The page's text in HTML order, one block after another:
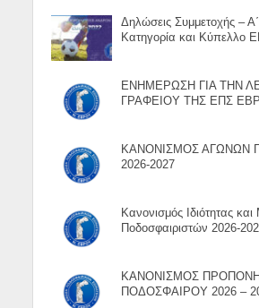
Δηλώσεις Συμμετοχής –
Κατηγορία και Κύπελλο
ΕΝΗΜΕΡΩΣΗ ΓΙΑ ΤΗΝ
ΓΡΑΦΕΙΟΥ ΤΗΣ ΕΠΣ
ΚΑΝΟΝΙΣΜΟΣ ΑΓΩΝΩΝ
2026-2027
Κανονισμός Ιδιότητας
Ποδοσφαιριστών 2026-
ΚΑΝΟΝΙΣΜΟΣ
ΠΟΔΟΣΦΑΙΡΟΥ 2026 –